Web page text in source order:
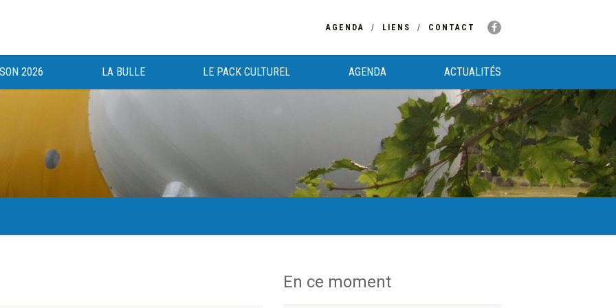
AGENDA LIENS CONTACT
2026 LA BULLE LE PACK CULTUREL AGENDA ACTUALITÉS
au bénéfice des haut-saônois depuis 1983. En ce moment